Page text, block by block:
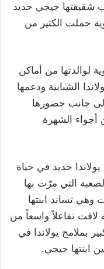
شقيقتها جيجي حديد
حملت الكثير من
لوالدتها من أماكن
الشبابية ودعمها
إلى جانب حضورها
أجواء الشهرة
يولاندا حديد في حياة
التي مرّت بها
تساند ابنتها
لاقت تفاعلاً واسعاً من
بملامح يولاندا في
ابنتها جيجي.